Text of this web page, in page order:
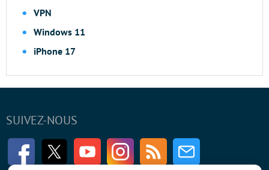
VPN
Windows 11
iPhone 17
SUIVEZ-NOUS
FacebookTwitter Youtube InstagramRSS Newsletter